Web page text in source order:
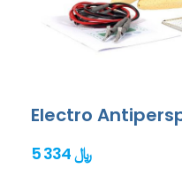
Electro
5 334 ﷼